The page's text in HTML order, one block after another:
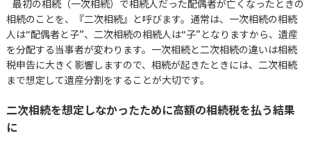
最初の相続（一次相続）で相続人だった配偶者が亡くなったときの
相続のことを、『二次相続』と呼びます。通常は、一次相続の相続
人は“配偶者と子”、二次相続の相続人は“子”となりますから、遺産
を分配する当事者が変わります。一次相続と二次相続の違いは相続
税申告に大きく影響しますので、相続が起きたときには、二次相続
まで想定して遺産分割をすることが大切です。
二次相続を想定しなかったために高額の相続税を払う結果
に